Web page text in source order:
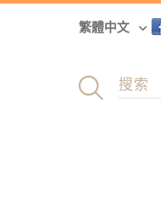
繁體中文